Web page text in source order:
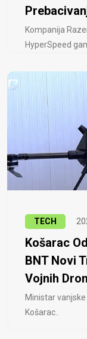
Kompanija
HyperSpeed
TECH
Košarac
BNT Novi
Vojnih
Ministar
Košarac..